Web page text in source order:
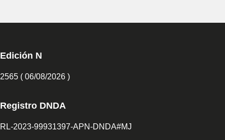
Edición N
2565 ( 06/08/2026 )
Registro DNDA
RL-2023-99931397-APN-DNDA#MJ